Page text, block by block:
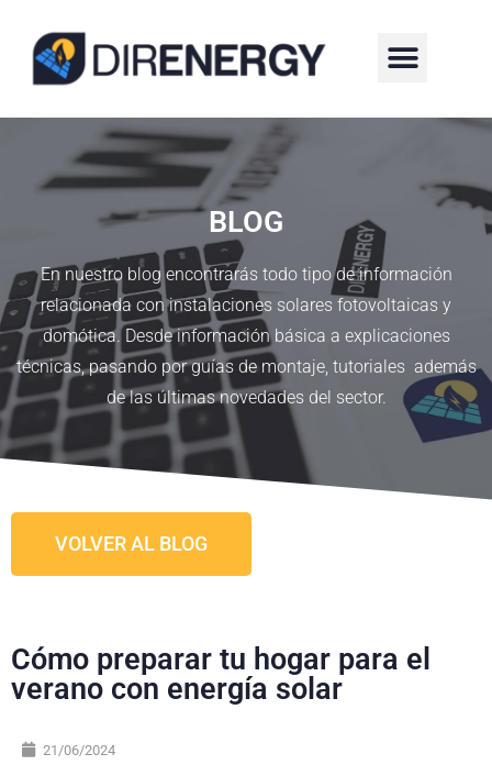
BLOG
En nuestro blog encontrarás todo tipo de información
relacionada con instalaciones solares fotovoltaicas y
domótica. Desde información básica a explicaciones
técnicas, pasando por guías de montaje, tutoriales además
de las últimas novedades del sector.
VOLVER AL BLOG
Cómo preparar tu hogar para el
verano con energía solar
21/06/2024